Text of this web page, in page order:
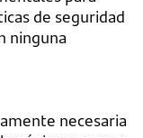
de seguridad
ninguna
necesaria